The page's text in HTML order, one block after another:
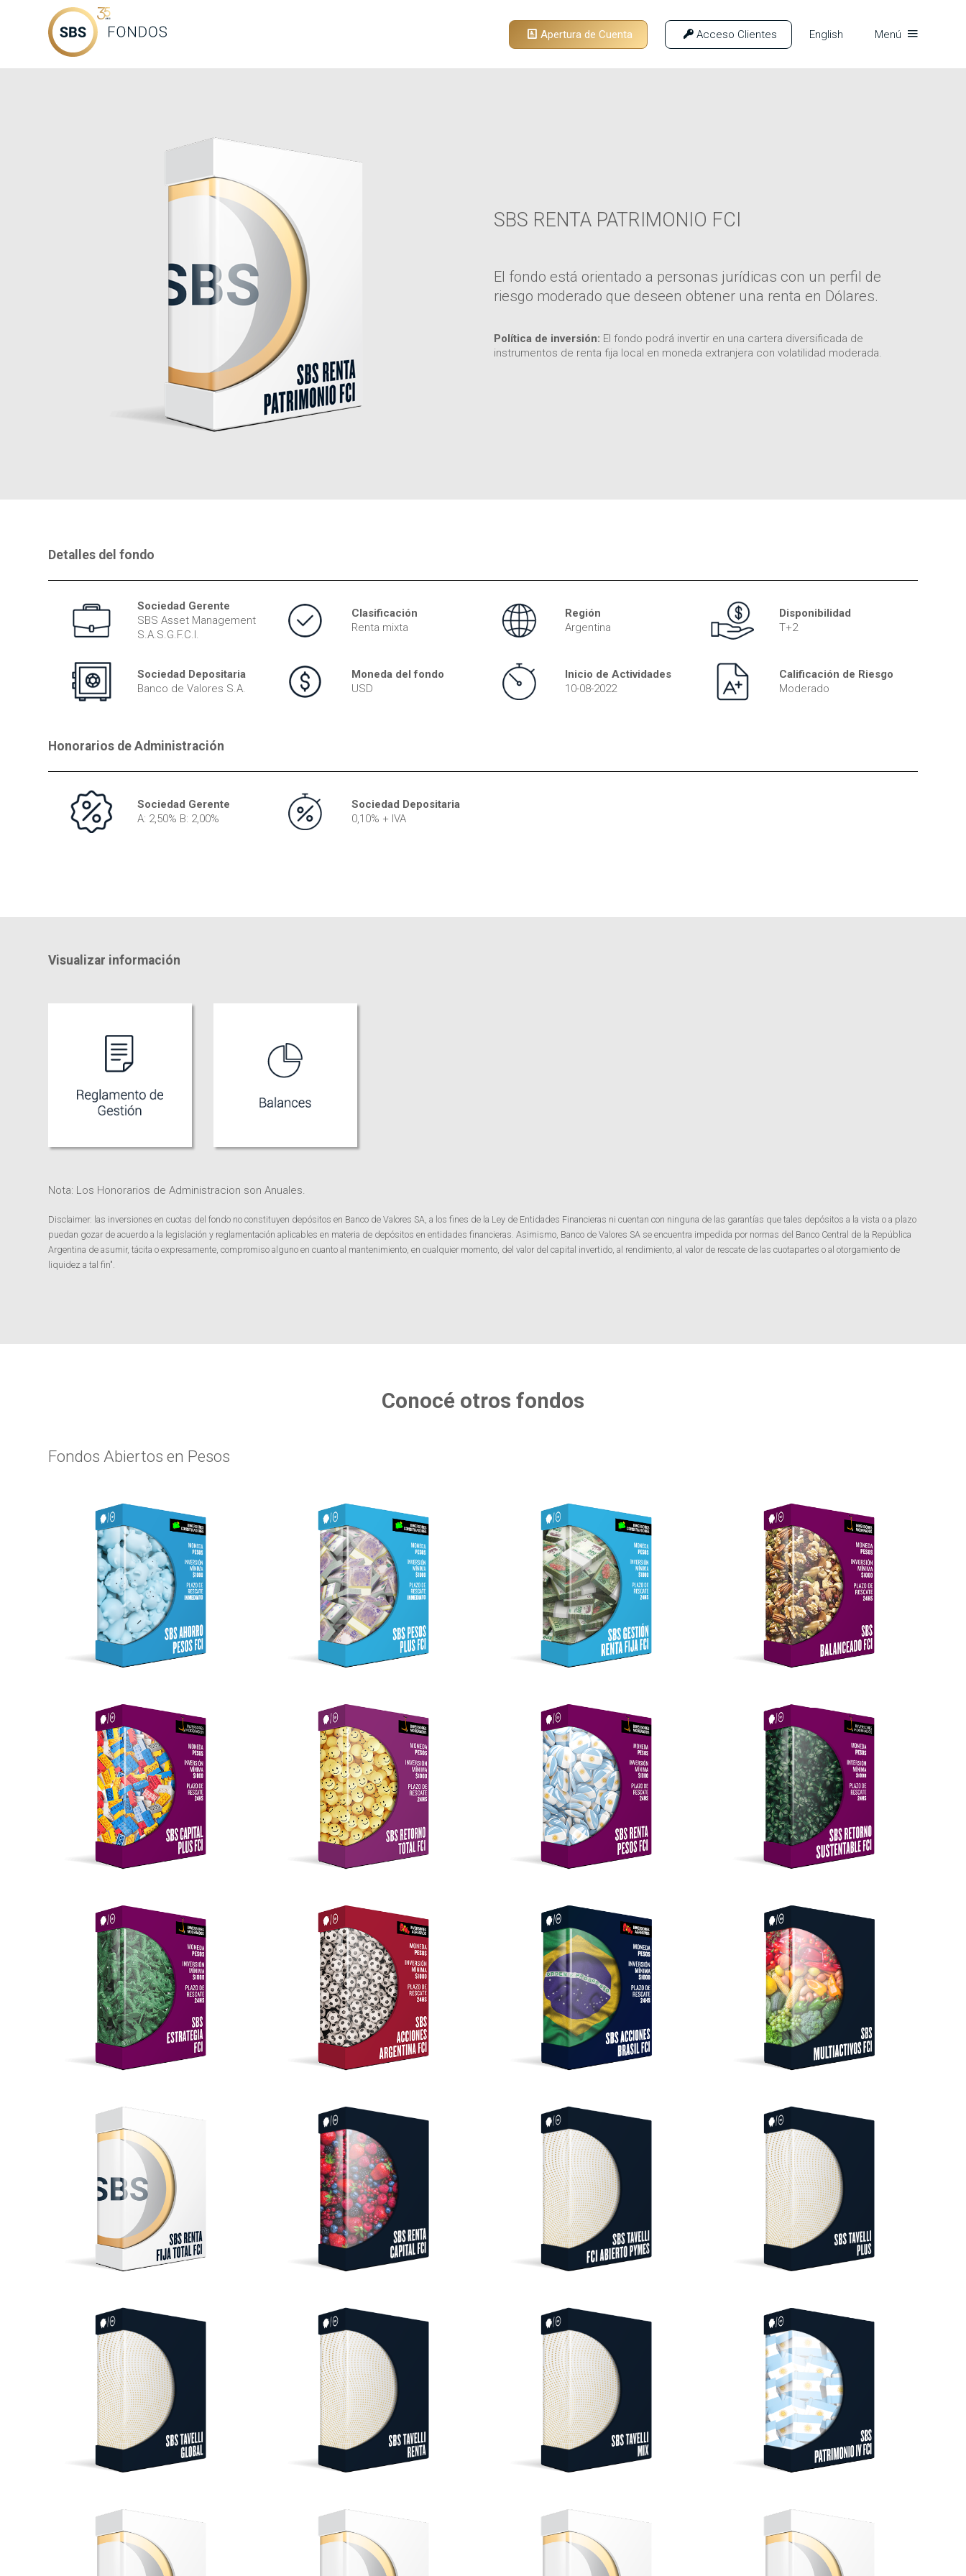
Apertura de Cuenta Acceso Clientes English Menú
SBS RENTA PATRIMONIO FCI
El fondo está orientado a personas jurídicas con un perfil de
riesgo moderado que deseen obtener una renta en Dólares.
Política de inversión: El fondo podrá invertir en una cartera diversificada de
instrumentos de renta fija local en moneda extranjera con volatilidad moderada.
Detalles del fondo
Sociedad Gerente
SBS Asset Management
S.A.S.G.F.C.I.
Clasificación
Renta mixta
Región
Argentina
Disponibilidad
T+2
Sociedad Depositaria
Banco de Valores S.A.
Moneda del fondo
USD
Inicio de Actividades
10-08-2022
Calificación de Riesgo
Moderado
Honorarios de Administración
Sociedad Gerente
A: 2,50% B: 2,00%
Sociedad Depositaria
0,10% + IVA
Visualizar información
Nota: Los Honorarios de Administracion son Anuales.
Disclaimer: las inversiones en cuotas del fondo no constituyen depósitos en Banco de Valores SA, a los fines de la Ley de Entidades Financieras ni cuentan con ninguna de las garantías que tales depósitos a la vista o a plazo
puedan gozar de acuerdo a la legislación y reglamentación aplicables en materia de depósitos en entidades financieras. Asimismo, Banco de Valores SA se encuentra impedida por normas del Banco Central de la República
Argentina de asumir, tácita o expresamente, compromiso alguno en cuanto al mantenimiento, en cualquier momento, del valor del capital invertido, al rendimiento, al valor de rescate de las cuotapartes o al otorgamiento de
liquidez a tal fin".
Conocé otros fondos
Fondos Abiertos en Pesos